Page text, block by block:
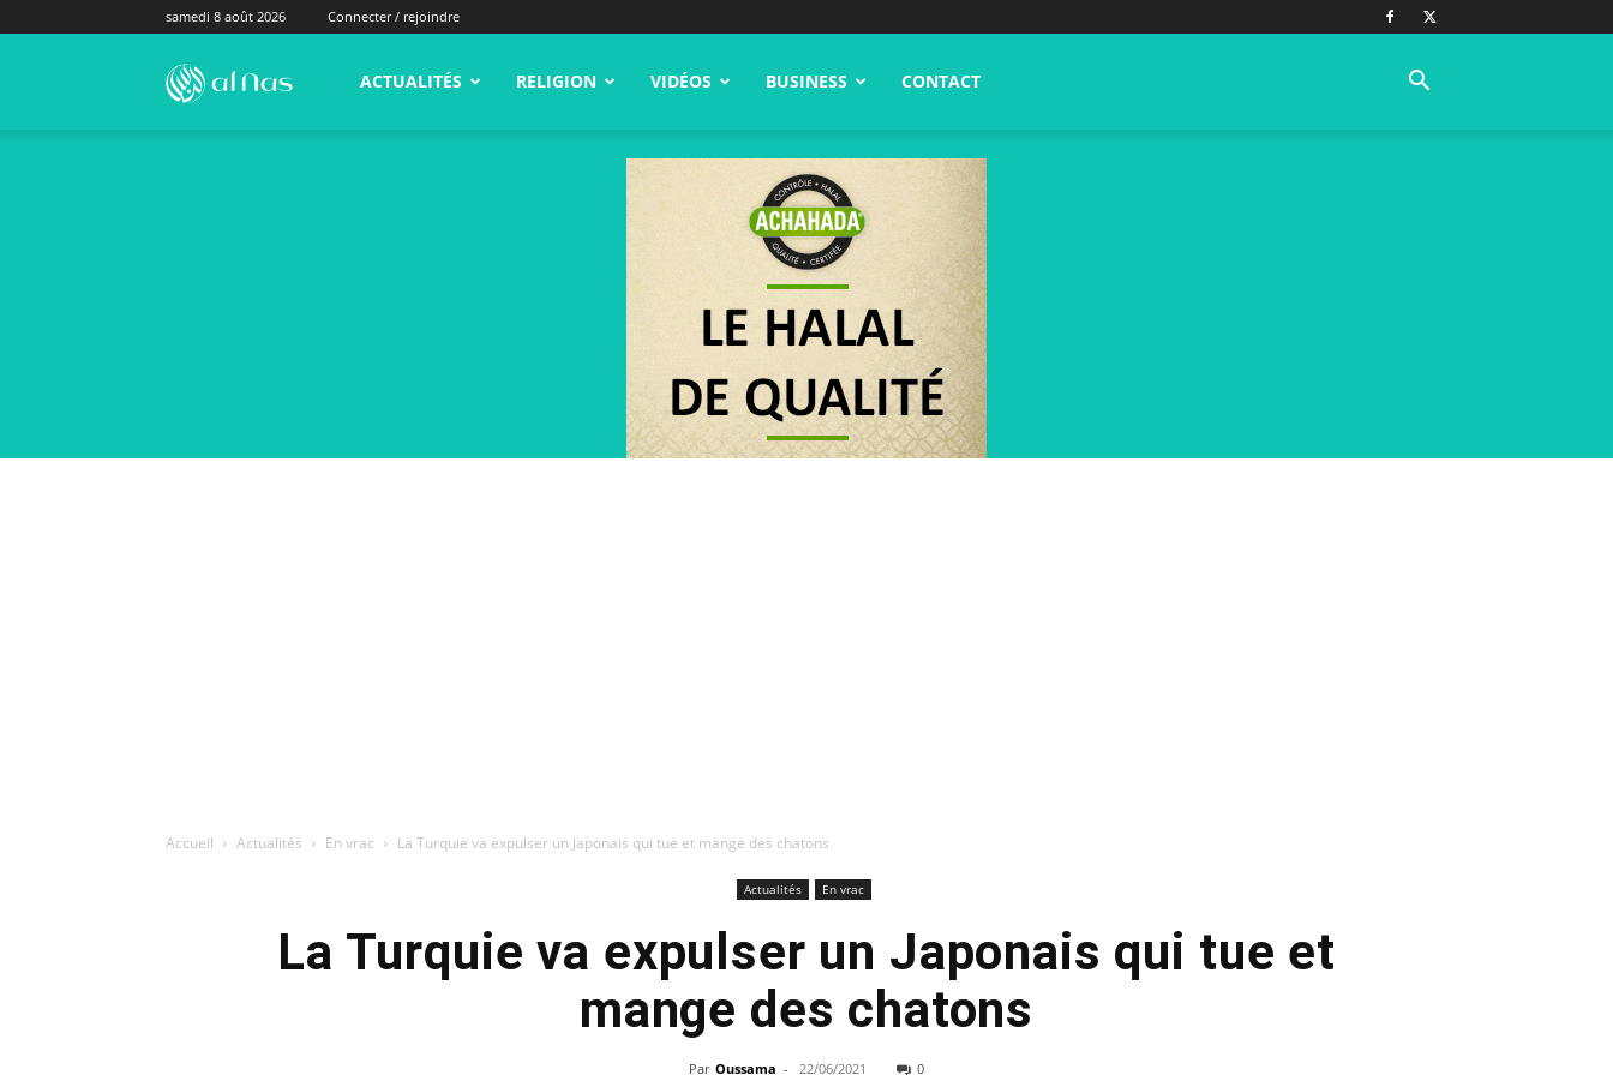
samedi 8 août 2026 Connecter / rejoindre
alNas.fr ACTUALITÉS RELIGION VIDÉOS BUSINESS CONTACT
Accueil Actualités En vrac La Turquie va expulser un Japonais qui tue et mange des chatons
Actualités En vrac
La Turquie va expulser un Japonais qui tue et
mange des chatons
Par Oussama - 22/06/2021 0